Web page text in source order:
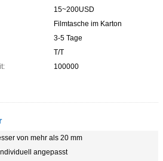
15~200USD
Filmtasche im Karton
3-5 Tage
T/T
100000
von mehr als 20 mm
angepasst